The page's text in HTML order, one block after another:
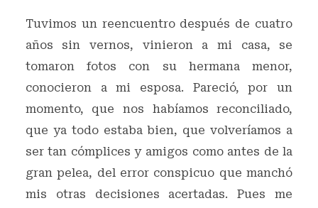
Tuvimos un reencuentro después de cuatro
años sin vernos, vinieron a mi casa, se
tomaron fotos con su hermana menor,
conocieron a mi esposa. Pareció, por un
momento, que nos habíamos reconciliado,
que ya todo estaba bien, que volveríamos a
ser tan cómplices y amigos como antes de la
gran pelea, del error conspicuo que manchó
mis otras decisiones acertadas. Pues me